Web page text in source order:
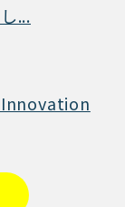
...
Innovation